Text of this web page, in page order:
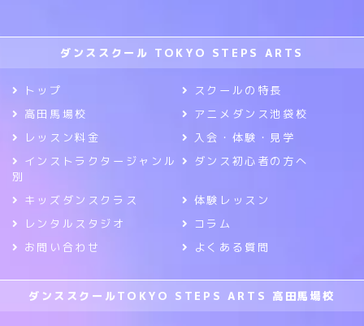
ダンススクール TOKYO STEPS ARTS
トップ
スクールの特長
高田馬場校
アニメダンス池袋校
レッスン料金
入会・体験・見学
インストラクタージャンル
別
ダンス初心者の方へ
キッズダンスクラス
体験レッスン
レンタルスタジオ
コラム
お問い合わせ
よくある質問
ダンススクールTOKYO STEPS ARTS 高田馬場校